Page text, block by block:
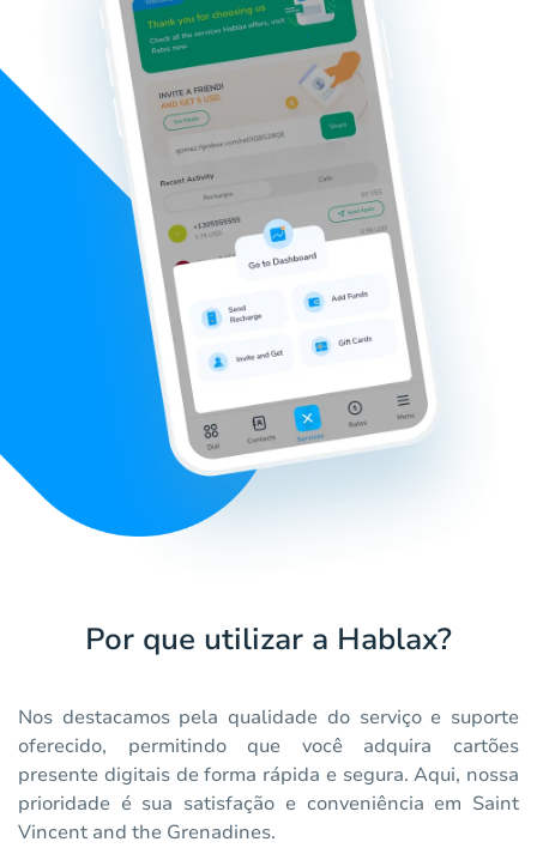
Por que utilizar a Hablax?
Nos destacamos pela qualidade do serviço e suporte
oferecido, permitindo que você adquira cartões
presente digitais de forma rápida e segura. Aqui, nossa
prioridade é sua satisfação e conveniência em Saint
Vincent and the Grenadines.